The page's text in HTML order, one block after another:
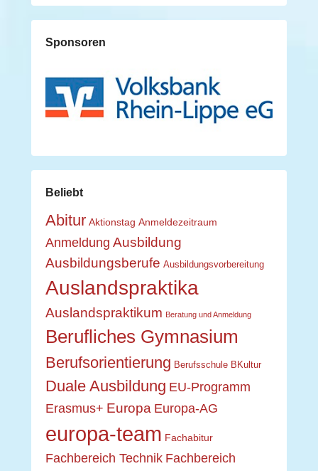
Sponsoren
Beliebt
Abitur Aktionstag Anmeldezeitraum
Anmeldung Ausbildung
Ausbildungsberufe Ausbildungsvorbereitung
Auslandspraktika
Auslandspraktikum Beratung und Anmeldung
Berufliches Gymnasium
Berufsorientierung Berufsschule BKultur
Duale Ausbildung EU-Programm
Erasmus+ Europa Europa-AG
europa-team Fachabitur